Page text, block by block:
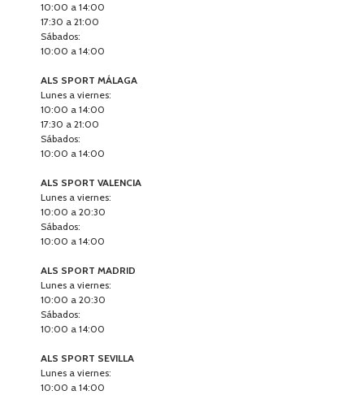
10:00 a 14:00
17:30 a 21:00
Sábados:
10:00 a 14:00
ALS SPORT MÁLAGA
Lunes a viernes:
10:00 a 14:00
17:30 a 21:00
Sábados:
10:00 a 14:00
ALS SPORT VALENCIA
Lunes a viernes:
10:00 a 20:30
Sábados:
10:00 a 14:00
ALS SPORT MADRID
Lunes a viernes:
10:00 a 20:30
Sábados:
10:00 a 14:00
ALS SPORT SEVILLA
Lunes a viernes:
10:00 a 14:00